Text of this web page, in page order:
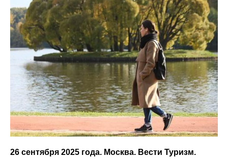
26 сентября 2025 года. Москва. Вести Туризм.